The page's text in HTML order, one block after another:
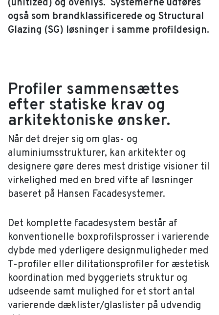
(unitized) og ovenlys. Systemerne udføres
også som brandklassificerede og Structural
Glazing (SG) løsninger i samme profildesign.
Profiler sammensættes
efter statiske krav og
arkitektoniske ønsker.
Når det drejer sig om glas- og
aluminiumsstrukturer, kan arkitekter og
designere gøre deres mest dristige visioner til
virkelighed med en bred vifte af løsninger
baseret på Hansen Facadesystemer.
Det komplette facadesystem består af
konventionelle boxprofilsprosser i varierende
dybde med yderligere designmuligheder med
T-profiler eller dilitationsprofiler for æstetisk
koordination med byggeriets struktur og
udseende samt mulighed for et stort antal
varierende dæklister/glaslister på udvendig